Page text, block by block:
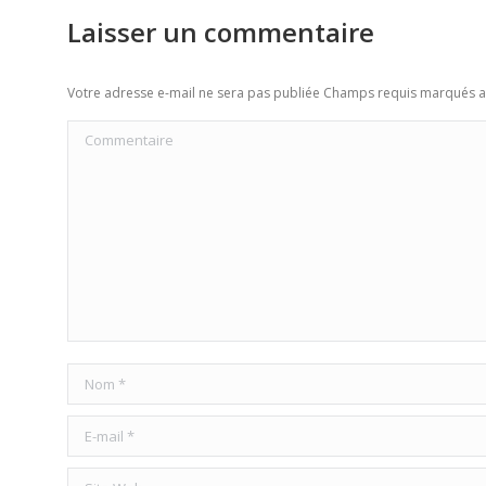
Laisser un commentaire
Votre adresse e-mail ne sera pas publiée Champs requis marqués
Commentaire
Nom *
E-mail *
Site Web